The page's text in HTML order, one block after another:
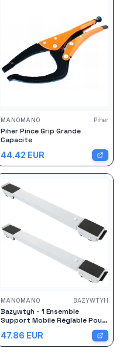
MANOMANO Piher
Piher Pince Grip Grande
Capacite
44.42 EUR
MANOMANO BAZYWTYH
Bazywtyh - 1 Ensemble
Support Mobile Réglable Pour
Lave Linge Et Réfrigérateur
Base Multi Durable Pour
Électroménagers Design
47.86 EUR